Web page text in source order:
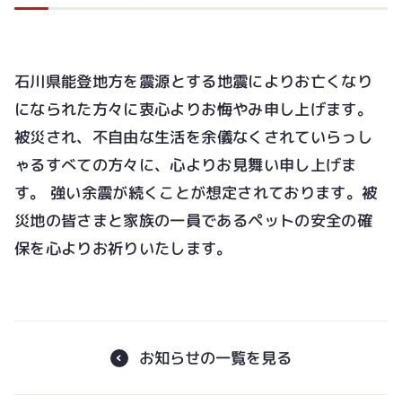
石川県能登地方を震源とする地震によりお亡くなり
になられた方々に衷心よりお悔やみ申し上げます。
被災され、不自由な生活を余儀なくされていらっし
ゃるすべての方々に、心よりお見舞い申し上げま
す。 強い余震が続くことが想定されております。被
災地の皆さまと家族の一員であるペットの安全の確
保を心よりお祈りいたします。
お知らせの一覧を見る